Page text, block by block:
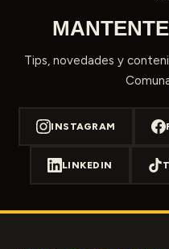
Tips, novedades y
INSTAGRAM
LINKEDIN